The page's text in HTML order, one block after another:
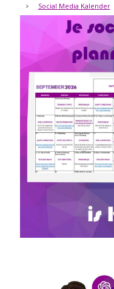
Social Media Kalender